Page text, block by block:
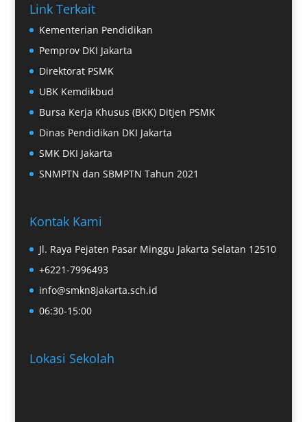
Link Terkait
Kementerian Pendidikan
Pemprov DKI Jakarta
Direktorat PSMK
UBK Kemdikbud
Bursa Kerja Khusus (BKK) Ditjen PSMK
Dinas Pendidikan DKI Jakarta
SMK DKI Jakarta
SNMPTN dan SBMPTN Tahun 2021
Kontak Kami
Jl. Raya Pejaten Pasar Minggu Jakarta Selatan 12510
+6221-7996493
info@smkn8jakarta.sch.id
06:30-15:00
Lokasi Sekolah